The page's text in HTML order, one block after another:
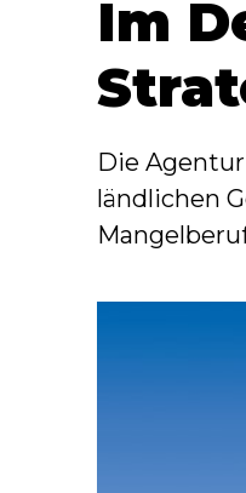
Im
Die
ländlichen